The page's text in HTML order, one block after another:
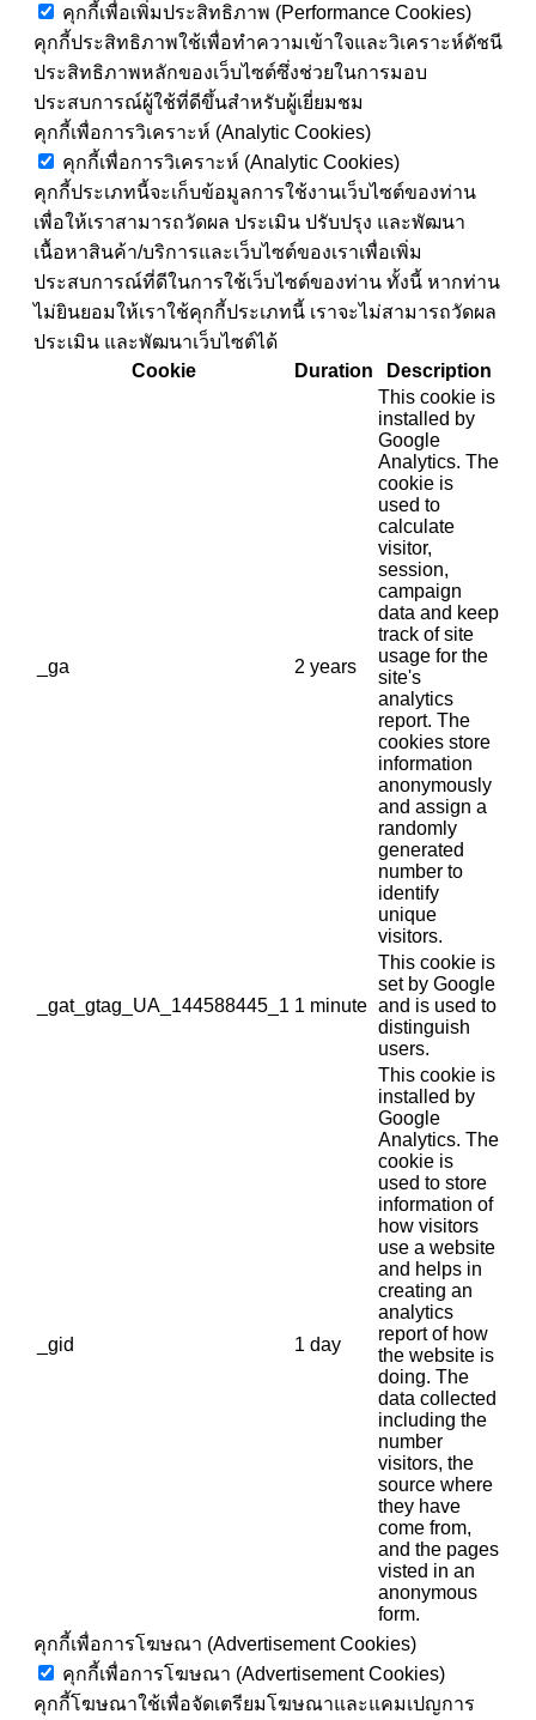
คุกกี้เพื่อเพิ่มประสิทธิภาพ (Performance Cookies)
คุกกี้ประสิทธิภาพใช้เพื่อทำความเข้าใจและวิเคราะห์ดัชนี
ประสิทธิภาพหลักของเว็บไซต์ซึ่งช่วยในการมอบ
ประสบการณ์ผู้ใช้ที่ดีขึ้นสำหรับผู้เยี่ยมชม
คุกกี้เพื่อการวิเคราะห์ (Analytic Cookies)
คุกกี้เพื่อการวิเคราะห์ (Analytic Cookies)
คุกกี้ประเภทนี้จะเก็บข้อมูลการใช้งานเว็บไซต์ของท่าน
เพื่อให้เราสามารถวัดผล ประเมิน ปรับปรุง และพัฒนา
เนื้อหาสินค้า/บริการและเว็บไซต์ของเราเพื่อเพิ่ม
ประสบการณ์ที่ดีในการใช้เว็บไซต์ของท่าน ทั้งนี้ หากท่าน
ไม่ยินยอมให้เราใช้คุกกี้ประเภทนี้ เราจะไม่สามารถวัดผล
ประเมิน และพัฒนาเว็บไซต์ได้
Cookie
Duration Description
_ga 2 years
This cookie is
installed by
Google
Analytics. The
cookie is
used to
calculate
visitor,
session,
campaign
data and keep
track of site
usage for the
site's
analytics
report. The
cookies store
information
anonymously
and assign a
randomly
generated
number to
identify
unique
visitors.
_gat_gtag_UA_144588445_1 1 minute
This cookie is
set by Google
and is used to
distinguish
users.
_gid 1 day
This cookie is
installed by
Google
Analytics. The
cookie is
used to store
information of
how visitors
use a website
and helps in
creating an
analytics
report of how
the website is
doing. The
data collected
including the
number
visitors, the
source where
they have
come from,
and the pages
visted in an
anonymous
form.
คุกกี้เพื่อการโฆษณา (Advertisement Cookies)
คุกกี้เพื่อการโฆษณา (Advertisement Cookies)
คุกกี้โฆษณาใช้เพื่อจัดเตรียมโฆษณาและแคมเปญการ